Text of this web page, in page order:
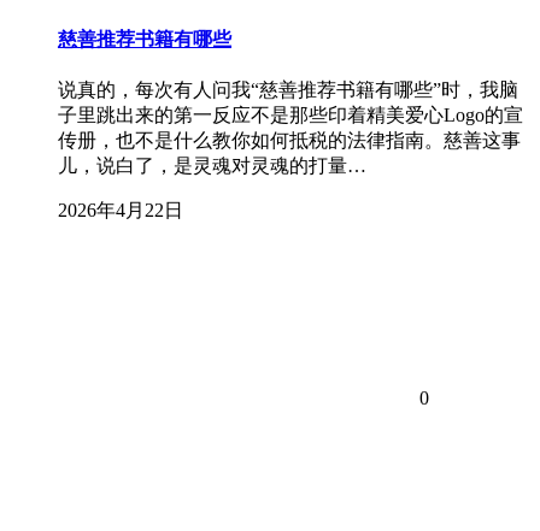
慈善推荐书籍有哪些
说真的，每次有人问我“慈善推荐书籍有哪些”时，我脑
子里跳出来的第一反应不是那些印着精美爱心Logo的宣
传册，也不是什么教你如何抵税的法律指南。慈善这事
儿，说白了，是灵魂对灵魂的打量…
2026年4月22日
0